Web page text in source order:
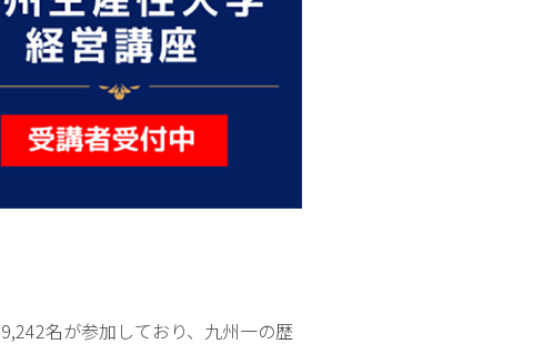
名が参加しており、九州一の歴